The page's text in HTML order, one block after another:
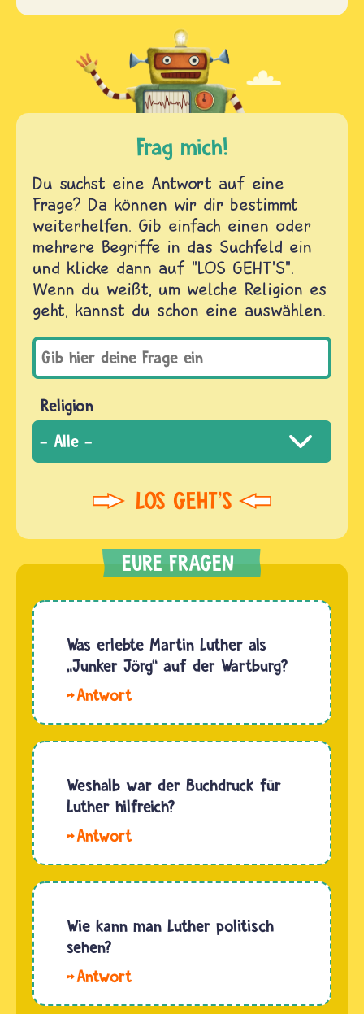
Frag mich!
Du suchst eine Antwort auf eine
Frage? Da können wir dir bestimmt
weiterhelfen. Gib einfach einen oder
mehrere Begriffe in das Suchfeld ein
und klicke dann auf "LOS GEHT'S".
Wenn du weißt, um welche Religion es
geht, kannst du schon eine auswählen.
Religion
Was erlebte Martin Luther als
„Junker Jörg“ auf der Wartburg?
Wartburg
Martin
Luther
Zweite
Testament
in die
Sprache.
Von
seiner
Weshalb war der Buchdruck für
Luther hilfreich?
machte
möglich,
Luthers
und
Ideen
Wie kann man Luther politisch
sehen?